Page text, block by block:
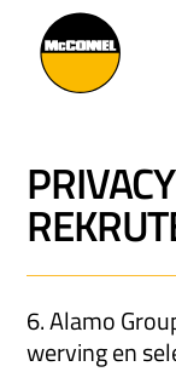
6. Alamo
werving en